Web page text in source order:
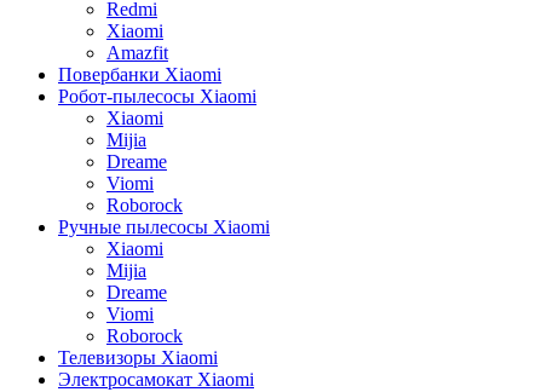
Redmi
Xiaomi
Amazfit
Повербанки Xiaomi
Робот-пылесосы Xiaomi
Xiaomi
Mijia
Dreame
Viomi
Roborock
Ручные пылесосы Xiaomi
Xiaomi
Mijia
Dreame
Viomi
Roborock
Телевизоры Xiaomi
Электросамокат Xiaomi